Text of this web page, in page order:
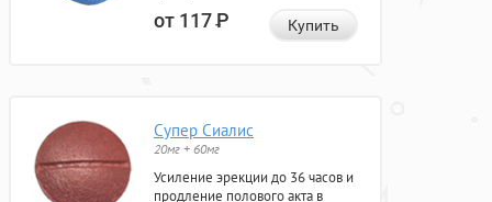
от 117Р Купить
Супер Сиалис
20мг + 60мг
Усиление эрекции до 36 часов и
продление полового акта в